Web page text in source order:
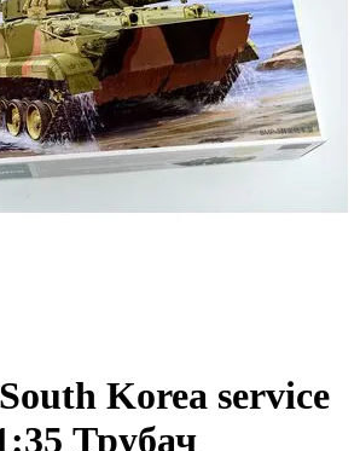
Korea service
Трубач